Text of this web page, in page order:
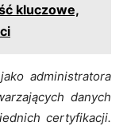
kluczowe,
administratora
danych
certyfikacji.